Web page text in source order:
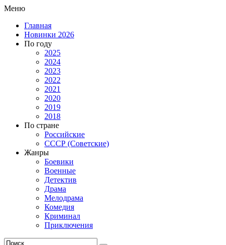
Меню
Главная
Новинки 2026
По году
2025
2024
2023
2022
2021
2020
2019
2018
По стране
Российские
СССР (Советские)
Жанры
Боевики
Военные
Детектив
Драма
Мелодрама
Комедия
Криминал
Приключения